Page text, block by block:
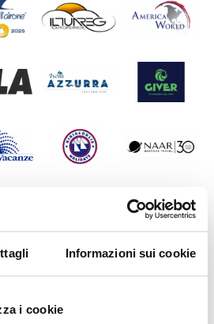
Informazioni sui cookie
i cookie